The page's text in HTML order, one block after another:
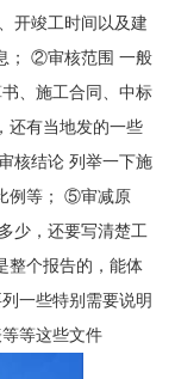
开竣工时间以及建
； ②审核范围 一般
、施工合同、中标
还有当地发的一些
核结论 列举一下施
例等； ⑤审减原
少，还要写清楚工
整个报告的，能体
一些特别需要说明
等这些文件